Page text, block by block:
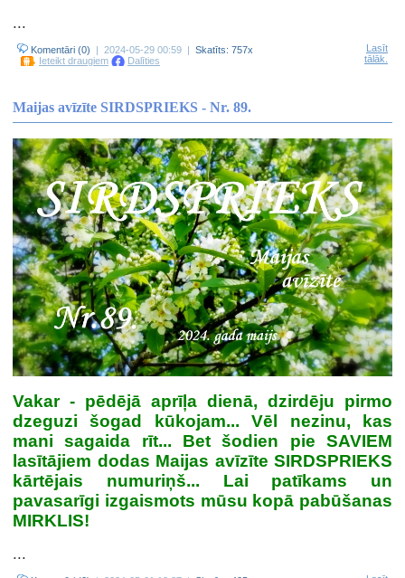
...
Komentāri (0) | 2024-05-29 00:59 | Skatīts: 757x
Ieteikt draugiem
Dalīties
Lasīt
tālāk.
Maijas avīzīte SIRDSPRIEKS - Nr. 89.
Vakar - pēdējā aprīļa dienā, dzirdēju pirmo
dzeguzi šogad kūkojam... Vēl nezinu, kas
mani sagaida rīt... Bet šodien pie SAVIEM
lasītājiem dodas Maijas avīzīte SIRDSPRIEKS
kārtējais numuriņš... Lai patīkams un
pavasarīgi izgaismots mūsu kopā pabūšanas
MIRKLIS!
...